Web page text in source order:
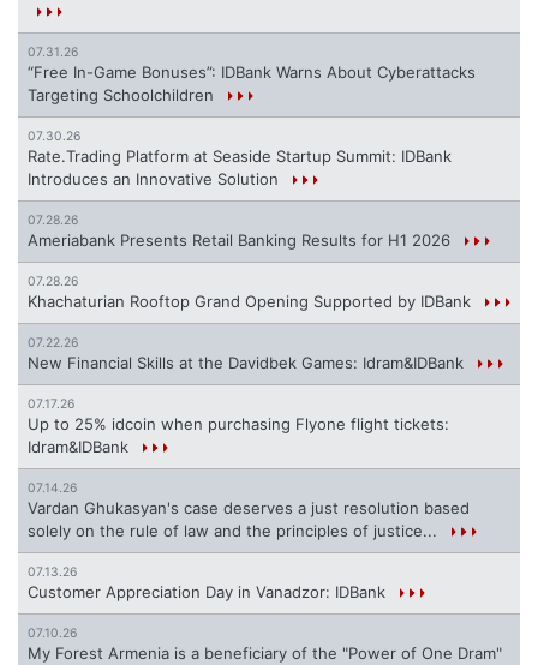
07.31.26
“Free In-Game Bonuses”: IDBank Warns About Cyberattacks
Targeting Schoolchildren
07.30.26
Rate.Trading Platform at Seaside Startup Summit: IDBank
Introduces an Innovative Solution
07.28.26
Ameriabank Presents Retail Banking Results for H1 2026
07.28.26
Khachaturian Rooftop Grand Opening Supported by IDBank
07.22.26
New Financial Skills at the Davidbek Games: Idram&IDBank
07.17.26
Up to 25% idcoin when purchasing Flyone flight tickets:
Idram&IDBank
07.14.26
Vardan Ghukasyan's case deserves a just resolution based
solely on the rule of law and the principles of justice...
07.13.26
Customer Appreciation Day in Vanadzor: IDBank
07.10.26
My Forest Armenia is a beneficiary of the "Power of One Dram"